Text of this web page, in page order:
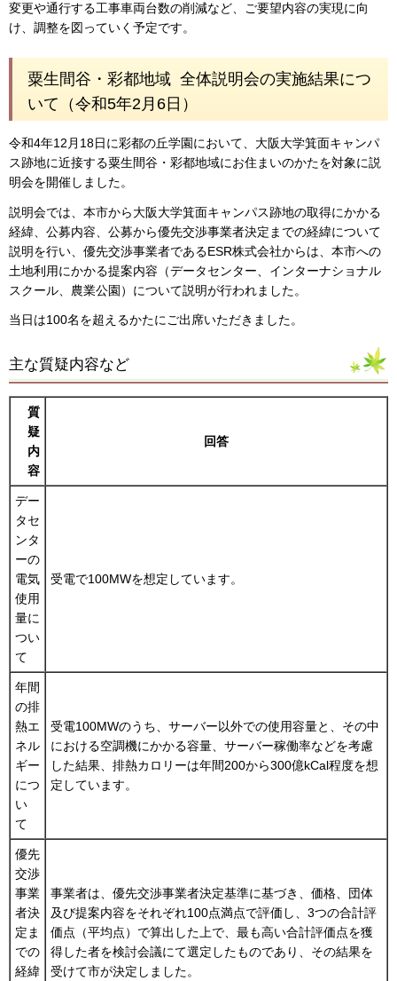
変更や通行する工事車両台数の削減など、ご要望内容の実現に向
け、調整を図っていく予定です。
粟生間谷・彩都地域 全体説明会の実施結果につ
いて（令和5年2月6日）
令和4年12月18日に彩都の丘学園において、大阪大学箕面キャンパ
ス跡地に近接する粟生間谷・彩都地域にお住まいのかたを対象に説
明会を開催しました。
説明会では、本市から大阪大学箕面キャンパス跡地の取得にかかる
経緯、公募内容、公募から優先交渉事業者決定までの経緯について
説明を行い、優先交渉事業者であるESR株式会社からは、本市への
土地利用にかかる提案内容（データセンター、インターナショナル
スクール、農業公園）について説明が行われました。
当日は100名を超えるかたにご出席いただきました。
主な質疑内容など
質
疑
内
容
回答
デー
タセ
ンタ
ーの
電気
使用
量に
つい
て
受電で100MWを想定しています。
年間
の排
熱エ
ネル
ギー
につ
い
て
受電100MWのうち、サーバー以外での使用容量と、その中
における空調機にかかる容量、サーバー稼働率などを考慮
した結果、排熱カロリーは年間200から300億kCal程度を想
定しています。
優先
交渉
事業
者決
定ま
での
経緯
事業者は、優先交渉事業者決定基準に基づき、価格、団体
及び提案内容をそれぞれ100点満点で評価し、3つの合計評
価点（平均点）で算出した上で、最も高い合計評価点を獲
得した者を検討会議にて選定したものであり、その結果を
受けて市が決定しました。